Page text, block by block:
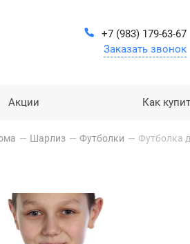
+7 (983) 179-63-67
Заказать звонок
Акции Как
— Шарлиз — Футболки —